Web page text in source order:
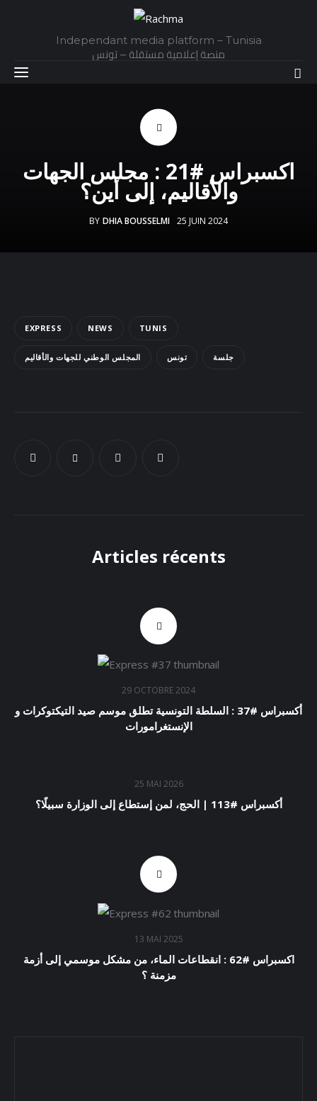
Independant media platform – Tunisia
منصة إعلامية مستقلة – تونس
Dailyاكسبراس #21 : مجلس الجهات
والأقاليم، إلى أين؟
BY DHIA BOUSSELMI 25 JUIN 2024
EXPRESS NEWS TUNIS
المجلس الوطني للجهات والأقاليم تونس جلسة
Articles récents
29 OCTOBRE 2024
أكسبراس #37 : السلطة التونسية تطلق موسم صيد التيكتوكرات و
الإنستغرامورات
25 MAI 2026
أكسبراس #113 | الحج، لمن إستطاع إلى الوزارة سبيلًا؟
13 MAI 2025
اكسبراس #62 : انقطاعات الماء، من مشكل موسمي إلى أزمة
مزمنة ؟